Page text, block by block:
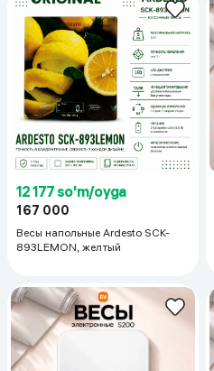
12 177 so'm/oyga
167 000
Весы напольные Ardesto SCK-
893LEMON, желтый